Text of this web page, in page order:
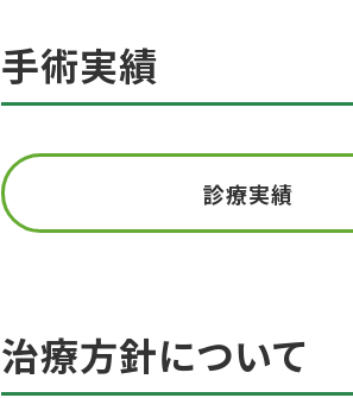
手術実績
診療実績
治療方針について